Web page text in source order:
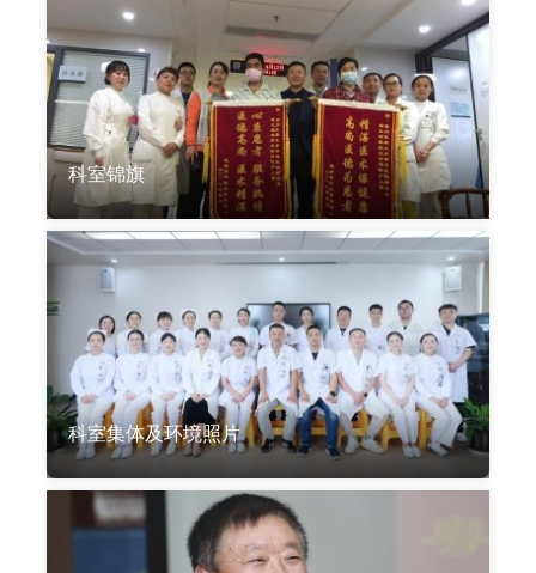
科室锦旗
科室集体及环境照片